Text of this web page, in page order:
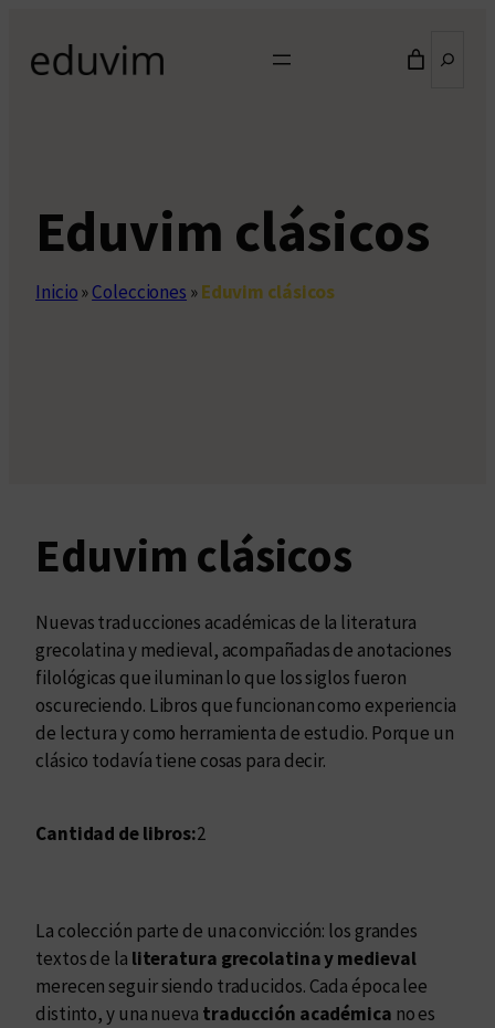
contenido
Eduvim clásicos
Inicio»Colecciones »Eduvim clásicos
Eduvim clásicos
Nuevas traducciones académicas de la literatura
grecolatina y medieval, acompañadas de anotaciones
filológicas que iluminan lo que los siglos fueron
oscureciendo. Libros que funcionan como experiencia
de lectura y como herramienta de estudio. Porque un
clásico todavía tiene cosas para decir.
Cantidad de libros:2
La colección parte de una convicción: los grandes
textos de la literatura grecolatina y medieval
merecen seguir siendo traducidos. Cada época lee
distinto, y una nueva traducción académica no es